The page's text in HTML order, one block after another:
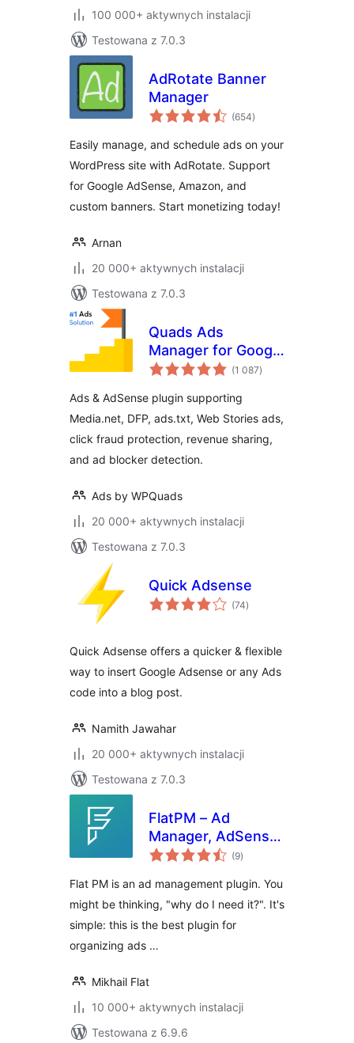
100 000+ aktywnych instalacji
Testowana z 7.0.3
AdRotate Banner
Manager
(654wszystkich
ocen
)
Easily manage, and schedule ads on your
WordPress site with AdRotate. Support
for Google AdSense, Amazon, and
custom banners. Start monetizing today!
Arnan
20 000+ aktywnych instalacji
Testowana z 7.0.3
Quads Ads
Manager for Google
AdSense
(1 087wszystkich
ocen
)
Ads & AdSense plugin supporting
Media.net, DFP, ads.txt, Web Stories ads,
click fraud protection, revenue sharing,
and ad blocker detection.
Ads by WPQuads
20 000+ aktywnych instalacji
Testowana z 7.0.3
Quick Adsense
(74wszystkich
ocen
)
Quick Adsense offers a quicker & flexible
way to insert Google Adsense or any Ads
code into a blog post.
Namith Jawahar
20 000+ aktywnych instalacji
Testowana z 7.0.3
FlatPM – Ad
Manager, AdSense
and Custom Code
(9wszystkich
ocen
)
Flat PM is an ad management plugin. You
might be thinking, "why do I need it?". It's
simple: this is the best plugin for
organizing ads …
Mikhail Flat
10 000+ aktywnych instalacji
Testowana z 6.9.6